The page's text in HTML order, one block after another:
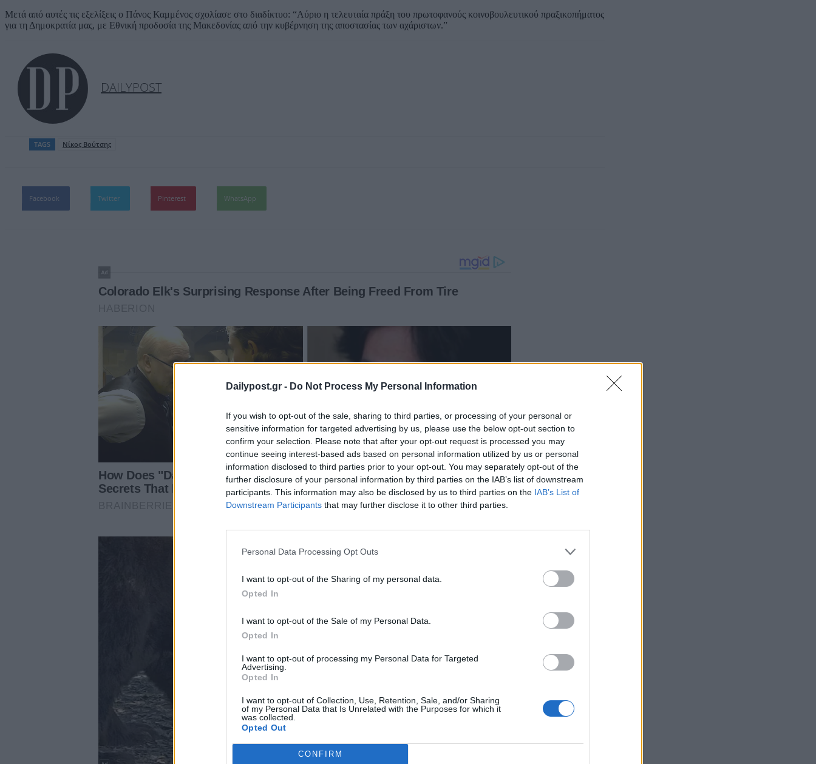
Dailypost.gr - Do Not Process My Personal Information
If you wish to opt-out of the sale, sharing to third parties, or processing of your personal or
sensitive information for targeted advertising by us, please use the below opt-out section to
confirm your selection. Please note that after your opt-out request is processed you may
continue seeing interest-based ads based on personal information utilized by us or personal
information disclosed to third parties prior to your opt-out. You may separately opt-out of the
further disclosure of your personal information by third parties on the IAB’s list of downstream
participants. This information may also be disclosed by us to third parties on the IAB’s List of
Downstream Participants that may further disclose it to other third parties.
Personal Data Processing Opt Outs
I want to opt-out of the Sharing of my personal data.
Opted In
I want to opt-out of the Sale of my Personal Data.
Opted In
I want to opt-out of processing my Personal Data for Targeted
Advertising.
Opted In
I want to opt-out of Collection, Use, Retention, Sale, and/or Sharing
of my Personal Data that Is Unrelated with the Purposes for which it
was collected.
Opted Out
CONFIRM
Μετά από αυτές τις εξελίξεις ο Πάνος Καμμένος σχολίασε στο διαδίκτυο: “Αύριο η τελευταία πράξη του πρωτοφανούς κοινοβουλευτικού πραξικοπήματος
για τη Δημοκρατία μας, με Εθνική προδοσία της Μακεδονίας από την κυβέρνηση της αποστασίας των αχάριστων.”
DAILYPOST
TAGS Νίκος Βούτσης
Facebook Twitter Pinterest WhatsApp